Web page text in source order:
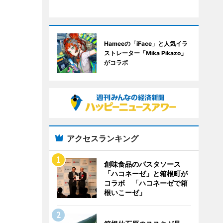
Hameeの「iFace」と人気イラ
ストレーター「Mika Pikazo」
がコラボ
アクセスランキング
創味食品のパスタソース
「ハコネーゼ」と箱根町が
コラボ 「ハコネーゼで箱
根いこーゼ」